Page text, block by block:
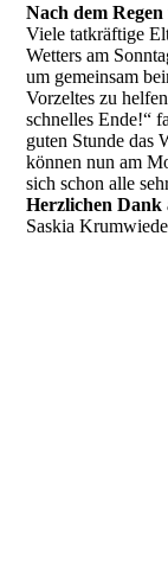
Nach dem
Viele tatkräftige
Wetters am
um gemeinsam
Vorzeltes zu
schnelles Ende!“
guten Stunde das
können nun am
sich schon alle
Herzlichen Dank
Saskia Krumwiede